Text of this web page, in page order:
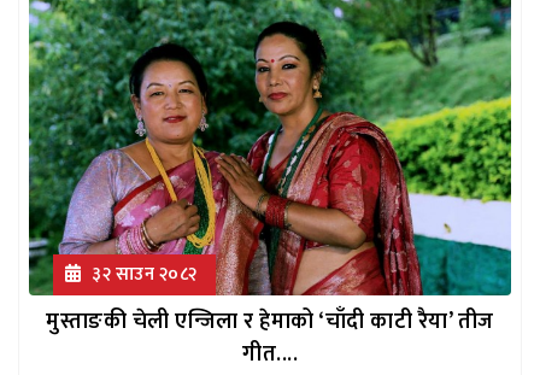
३२ साउन २०८२
मुस्ताङकी चेली एन्जिला र हेमाको ‘चाँदी काटी रैया’ तीज
गीत....